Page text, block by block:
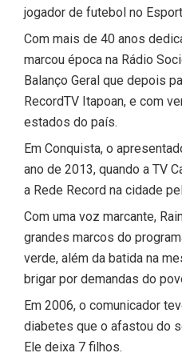
jogador de futebol no
Com mais de 40 anos
marcou época na Rádio
Balanço Geral que depois
RecordTV Itapoan, e com
estados do país.
Em Conquista, o
ano de 2013, quando a TV
a Rede Record na cidade
Com uma voz marcante,
grandes marcos do
verde, além da batida na
brigar por demandas do
Em 2006, o comunicador
diabetes que o afastou do
Ele deixa 7 filhos.